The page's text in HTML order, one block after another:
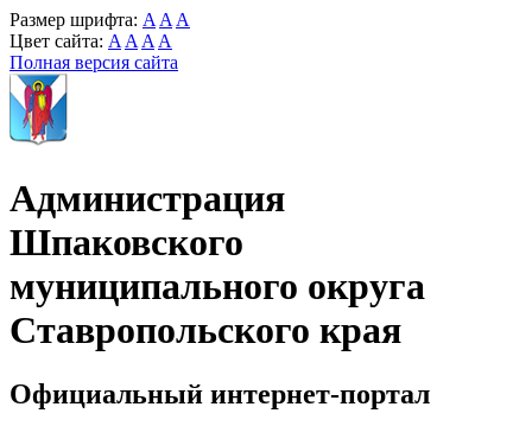
Размер шрифта: A A A
Цвет сайта: A A A A
Полная версия сайта
Администрация
Шпаковского
муниципального округа
Ставропольского края
Официальный интернет-портал